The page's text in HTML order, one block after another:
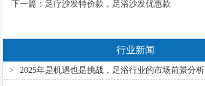
下一篇： 足疗沙发特价款，足浴沙发优惠款
行业新闻
> 2025年是机遇也是挑战，足浴行业的市场前景分析